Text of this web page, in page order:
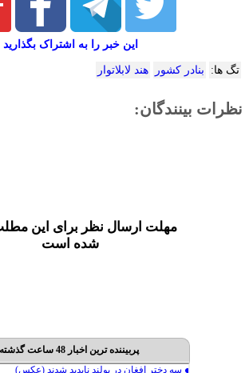
این خبر را به اشتراک بگذارید
تگ ها: بنادر کشور هند لابلاتوار
نظرات بینندگان:
مهلت ارسال نظر برای این
شده است
پربیننده ترین اخبار 48 ساعت گذشته